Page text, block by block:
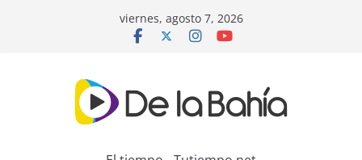
viernes, agosto 7, 2026